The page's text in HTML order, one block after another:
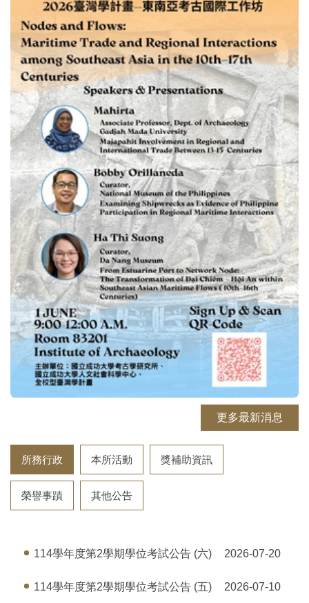
更多最新消息
所務行政 本所活動 獎補助資訊
榮譽事蹟 其他公告
114學年度第2學期學位考試公告 (六) 2026-07-20
114學年度第2學期學位考試公告 (五) 2026-07-10